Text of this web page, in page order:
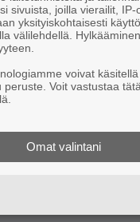
tuhatta
Riikka
voivat
viikon perjantaina,
Elokapinan
sivuista, joilla vierailit,
yksityiskohtaisesti
välilehdellä.
voivat
peruste. Voit vastustaa
Omat valintani